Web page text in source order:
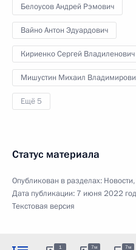
Белоусов Андрей Рэмович
Вайно Антон Эдуардович
Кириенко Сергей Владиленович
Мишустин Михаил
Ещё 5
Статус материала
Опубликован в разделах: Новости,
Дата публикации: 7 июня 2022
Текстовая версия
1 7м 7м